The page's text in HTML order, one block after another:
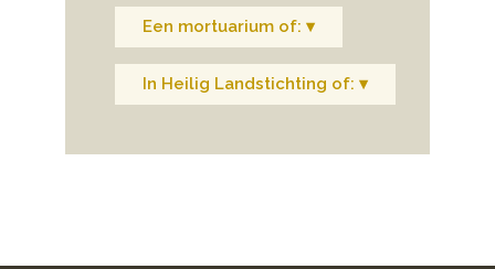
Een mortuarium of: ▾
In Heilig Landstichting of: ▾